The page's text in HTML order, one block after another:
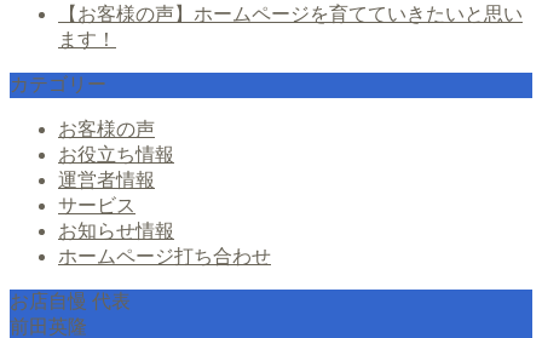
【お客様の声】ホームページを育てていきたいと思い
ます！
カテゴリー
お客様の声
お役立ち情報
運営者情報
サービス
お知らせ情報
ホームページ打ち合わせ
お店自慢 代表
前田英隆